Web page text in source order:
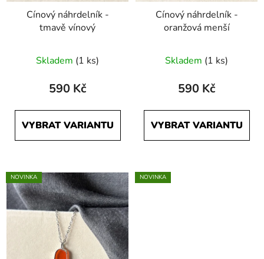
Cínový náhrdelník -
tmavě vínový
Skladem (1 ks)
590 Kč
VYBRAT VARIANTU
Cínový náhrdelník -
oranžová menší
Skladem (1 ks)
590 Kč
VYBRAT VARIANTU
NOVINKA NOVINKA